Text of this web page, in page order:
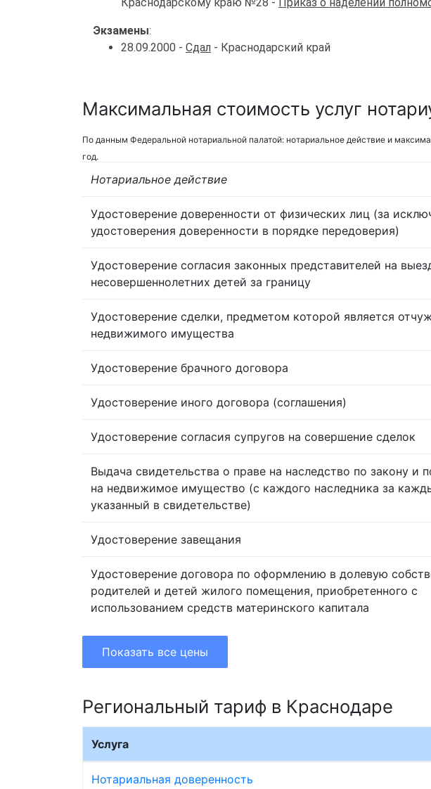
Экзамены:
28.09.2000 - Сдал - Краснодарский край
Максимальная стоимость услуг
По данным Федеральной нотариальной палатой: нотариальное действие и
год.
Нотариальное действие
Удостоверение доверенности от физических лиц (за
удостоверения доверенности в порядке передоверия)
Удостоверение согласия законных представителей на
несовершеннолетних детей за границу
Удостоверение сделки, предметом которой является
недвижимого имущества
Удостоверение брачного договора
Удостоверение иного договора (соглашения)
Удостоверение согласия супругов на совершение сделок
Выдача свидетельства о праве на наследство по закону и
на недвижимое имущество (с каждого наследника за
указанный в свидетельстве)
Удостоверение завещания
Удостоверение договора по оформлению в долевую
родителей и детей жилого помещения, приобретенного с
использованием средств материнского капитала
Показать все цены
Региональный тариф в Краснодаре
Услуга
Нотариальная доверенность